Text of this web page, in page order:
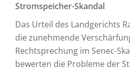
Stromspeicher-Skandal
Das Urteil des Landgerichts
die zunehmende
Rechtsprechung im Senec-
bewerten die Probleme der